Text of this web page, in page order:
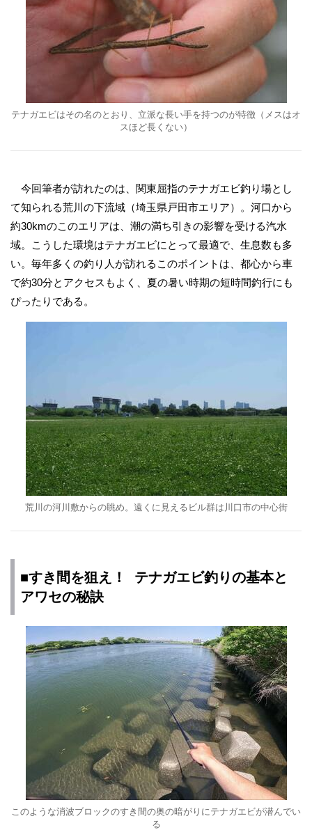
テナガエビはその名のとおり、立派な長い手を持つのが特徴（メスはオ
スほど長くない）
今回筆者が訪れたのは、関東屈指のテナガエビ釣り場とし
て知られる荒川の下流域（埼玉県戸田市エリア）。河口から
約30kmのこのエリアは、潮の満ち引きの影響を受ける汽水
域。こうした環境はテナガエビにとって最適で、生息数も多
い。毎年多くの釣り人が訪れるこのポイントは、都心から車
で約30分とアクセスもよく、夏の暑い時期の短時間釣行にも
ぴったりである。
荒川の河川敷からの眺め。遠くに見えるビル群は川口市の中心街
■すき間を狙え！ テナガエビ釣りの基本と
アワセの秘訣
このような消波ブロックのすき間の奥の暗がりにテナガエビが潜んでい
る